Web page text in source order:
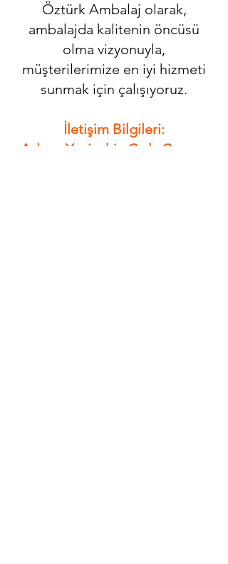
Öztürk Ambalaj olarak,
ambalajda kalitenin öncüsü
olma vizyonuyla,
müşterilerimize en iyi hizmeti
sunmak için çalışıyoruz.
İletişim Bilgileri:
Adres: Yenişehir, Gıda Çarşısı,